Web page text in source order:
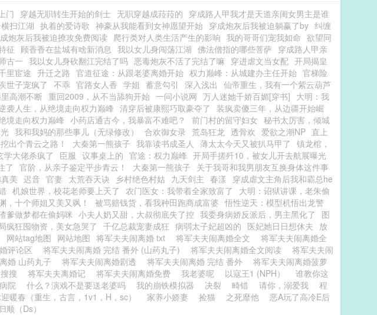
门 穿越无职转生开始的剑士 无职穿越成菈菈的 穿成路人甲我才是天道亲闺女男主是谁
扫江湖 执着的爱诗歌 神豪从我能看到女神愿望开始 穿成炮灰后我被迫躺赢了by 纠缠
炮灰后我被迫撩攻免费阅读 爬行类对人类生活产生的影响 我的哥哥们宠我如命 欲望同
征 顾香香在盐城有啥新消息 我以女儿身闯荡江湖 佛法僧指的哪些菩萨 穿成路人甲亲
古一 我以女儿身砍翻江完结了吗 恶毒炮灰不活了完结了嘛 穿进虐文当女配 开局揭皇
里宦途 升迁之路 官道征途：从跟老婆离婚开始 权力巅峰：从城建办主任开始 官梯险
世子宠疯了 不乖 官路女人香 学姐 蓄意勾引 深入浅出 仙帝重生，我有一个紫云葫芦
高潮不断 重回2009，从不当舔狗开始 一问小说网 万人迷她千娇百媚[穿书] 大明：我
袭人生，从绝境走向权力巅峰 清穿后被康熙巧取豪夺了 装疯卖傻三年，从边疆开始崛
境走向权力巅峰 小药店通古今，我暴富不难吧？ 前门村的留守妇女 秘书太厉害，倾城
我和我妈的那些事儿（无绿修改） 合欢御女录 荒岛狂龙 透骨欢 爱欲之潮NP 直上
出个青云之路！ 大秦第一熊孩子 我靠读书成圣人 薄太太今天又被扒马甲了 镇龙棺，
学大佬杀疯了 臣服 议事桌上的 官途：权力巅峰 开局手搓歼10，被女儿开去航展曝光
了 官阶，从亲子鉴定平步青云！ 大秦第一熊孩子 关于我哥和我男朋友互换身体这件事
美 迟音 官妻 太荒吞天诀 乡村绝色村姑 九天剑主 春漾 穿成虐文主角后我和霸总he
机娘世界，校花老师要上天了 农门医女：我带着全家致富了
大明：诏狱讲课，老朱偷
，十个师姐又美又飒！ 被骂赔钱货，看我种田跑商成富婆 悟性逆天：模型机悟出龙警
爹做梦都在偷妈咪 小夫人奶又甜，大叔彻底失了控 我委身病娇反派后，男主黑化了
图
疯狂囤物资，美女急哭了 千亿总裁宠妻成狂 病弱太子妃超凶的 医妃她日日想休夫 放
网站tag地图 网站地图 将军夫夫闹离婚 txt 将军夫夫闹离婚全文
将军夫夫闹离婚全
评论区 将军夫夫闹离婚 完结 番外 (山药丸子) 将军夫夫闹离婚全文阅读
将军夫夫闹
婚 山药丸子 将军夫夫闹离婚剧透 将军夫夫闹离婚 完结 番外
将军夫夫闹离婚菠萝
搜 将军夫夫离婚记 将军夫夫闹离婚免费 我老婆呢 以寇王1 (NPH）
谁教你这
病院 什么？演戏不是要送老婆吗 我的崩铁模拟器 决裂 畸错 请你，溺爱我
程
暖春（重生，古言，1v1，H，sc） 家养小娇妻 捡猫 之死靡他
恶A玩了高冷E后
顺（Ds）